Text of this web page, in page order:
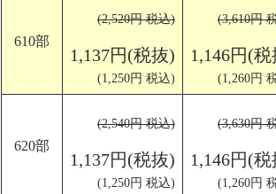
610部
(2,520円 税込)
1,137円(税抜)
(1,250円 税込)
(3,610円
1,146円(
(1,260円
620部
(2,540円 税込)
1,137円(税抜)
(1,250円 税込)
(3,630円
1,146円(
(1,260円